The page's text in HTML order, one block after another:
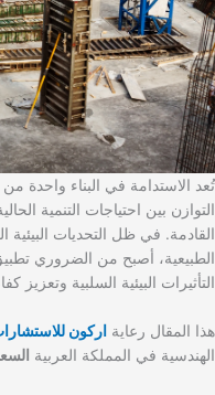
تُعد الاستدامة في البناء واحدة
التوازن بين احتياجات التنمية
القادمة. في ظل التحديات البيئية
الطبيعية، أصبح من الضروري
التأثيرات البيئية السلبية وتعزيز
هذا المقال رعاية اركون
الهندسية في المملكة العربية